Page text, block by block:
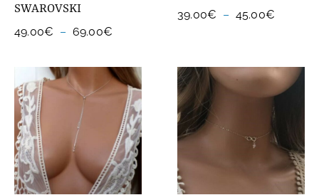
SWAROVSKI
49.00€ – 69.00€
49.00€
à
69.00€
39.00€ – 45.00€
à
45.00€